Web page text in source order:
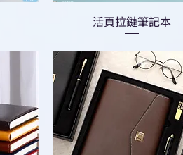
活頁拉鏈筆記本